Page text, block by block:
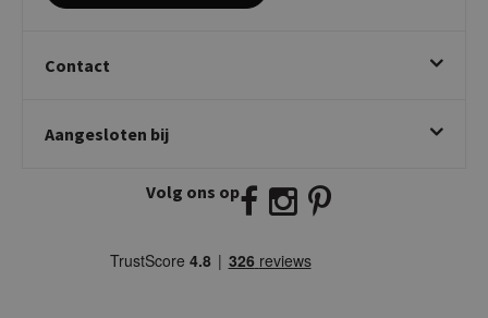
Contact
Twijnstraweg 2
info@kickcollection.nl
Aangesloten bij
Volg ons op